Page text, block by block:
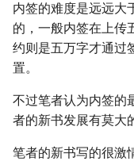
内签的难度是远远大
的，一般内签在上传
约则是五万字才通过
置。
不过笔者认为内签的
者的新书发展有莫大
笔者的新书写的很激